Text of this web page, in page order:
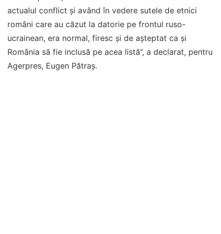
actualul conflict şi având în vedere sutele de etnici
români care au căzut la datorie pe frontul ruso-
ucrainean, era normal, firesc şi de aşteptat ca şi
România să fie inclusă pe acea listă”, a declarat, pentru
Agerpres, Eugen Pătraş.